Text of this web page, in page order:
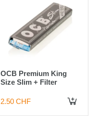
OCB Premium King
Size Slim + Filter
2.50 CHF